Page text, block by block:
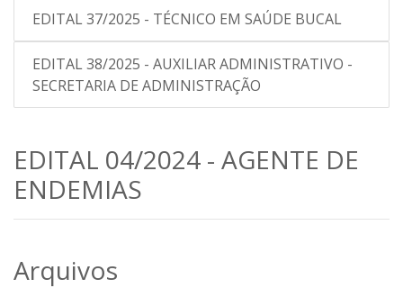
EDITAL 37/2025 - TÉCNICO EM SAÚDE BUCAL
EDITAL 38/2025 - AUXILIAR ADMINISTRATIVO -
SECRETARIA DE ADMINISTRAÇÃO
EDITAL 04/2024 - AGENTE DE
ENDEMIAS
Arquivos